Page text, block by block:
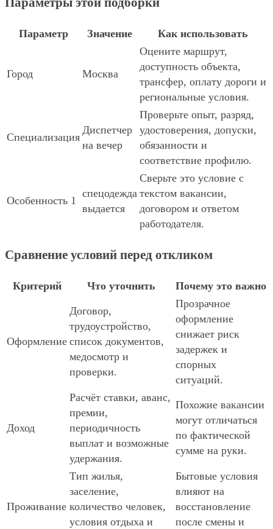
Параметр Значение Как использовать
Город Москва
Оцените маршрут,
доступность объекта,
трансфер, оплату дороги и
региональные условия.
Специализация
Диспетчер
на вечер
Проверьте опыт, разряд,
удостоверения, допуски,
обязанности и
соответствие профилю.
Особенность 1
спецодежда
выдается
Сверьте это условие с
текстом вакансии,
договором и ответом
работодателя.
Сравнение условий перед откликом
Критерий Что уточнить Почему это важно
Оформление
Договор,
трудоустройство,
список документов,
медосмотр и
проверки.
Прозрачное
оформление
снижает риск
задержек и
спорных
ситуаций.
Доход
Расчёт ставки, аванс,
премии,
периодичность
выплат и возможные
удержания.
Похожие вакансии
могут отличаться
по фактической
сумме на руки.
Проживание
Тип жилья,
заселение,
количество человек,
условия отдыха и
Бытовые условия
влияют на
восстановление
после смены и